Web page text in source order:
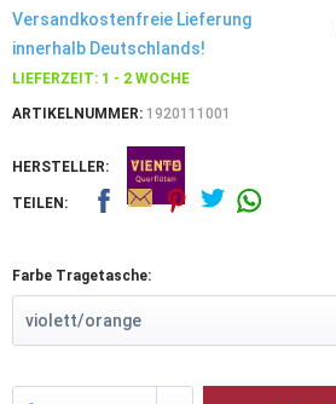
Versandkostenfreie Lieferung
innerhalb Deutschlands!
LIEFERZEIT: 1 - 2 WOCHE
ARTIKELNUMMER: 1920111001
HERSTELLER:
TEILEN:
Farbe Tragetasche: